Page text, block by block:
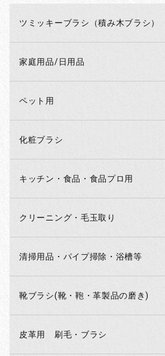
ツミッキーブラシ（積み木ブラシ）
家庭用品/日用品
ペット用
化粧ブラシ
キッチン・食品・食品プロ用
クリーニング・毛玉取り
清掃用品・パイプ掃除・浴槽等
靴ブラシ(靴・鞄・革製品の磨き)
皮革用 刷毛・ブラシ